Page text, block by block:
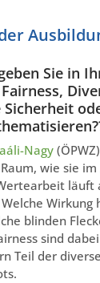
Sie in
Nagy
wie sie
läuft
blinden
sind
Teil der